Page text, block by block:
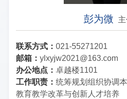
彭为微
联系方式： 021-55271201
邮箱： ylxyjw2021@163.com
办公地点： 卓越楼1101
工作职责： 统筹规划组织协调
教育教学改革与创新人才培养